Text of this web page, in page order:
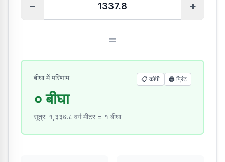
− +
=
बीघा में परिणाम 📋 कॉपी 🖨️ प्रिंट
० बीघा
सूत्र: १,३३७.८ वर्ग मीटर = १ बीघा